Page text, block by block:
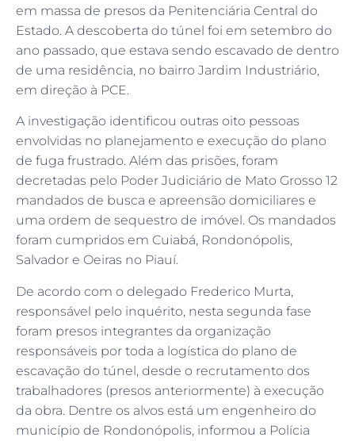
em massa de presos da Penitenciária Central do
Estado. A descoberta do túnel foi em setembro do
ano passado, que estava sendo escavado de dentro
de uma residência, no bairro Jardim Industriário,
em direção à PCE.
A investigação identificou outras oito pessoas
envolvidas no planejamento e execução do plano
de fuga frustrado. Além das prisões, foram
decretadas pelo Poder Judiciário de Mato Grosso 12
mandados de busca e apreensão domiciliares e
uma ordem de sequestro de imóvel. Os mandados
foram cumpridos em Cuiabá, Rondonópolis,
Salvador e Oeiras no Piauí.
De acordo com o delegado Frederico Murta,
responsável pelo inquérito, nesta segunda fase
foram presos integrantes da organização
responsáveis por toda a logística do plano de
escavação do túnel, desde o recrutamento dos
trabalhadores (presos anteriormente) à execução
da obra. Dentre os alvos está um engenheiro do
município de Rondonópolis, informou a Polícia